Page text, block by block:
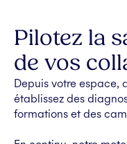
Pilotez la
de vos
Depuis votre espace,
établissez des
formations et des